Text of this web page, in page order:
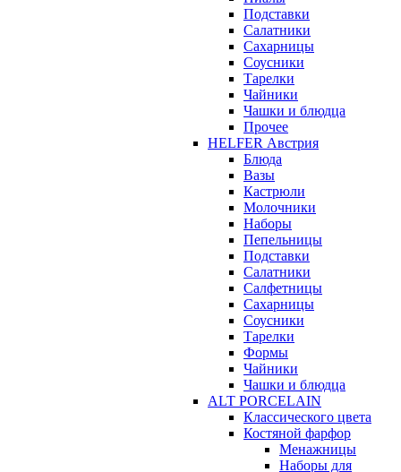
Подставки
Салатники
Сахарницы
Соусники
Тарелки
Чайники
Чашки и блюдца
Прочее
HELFER Австрия
Блюда
Вазы
Кастрюли
Молочники
Наборы
Пепельницы
Подставки
Салатники
Салфетницы
Сахарницы
Соусники
Тарелки
Формы
Чайники
Чашки и блюдца
ALT PORCELAIN
Классического цвета
Костяной фарфор
Менажницы
Наборы для